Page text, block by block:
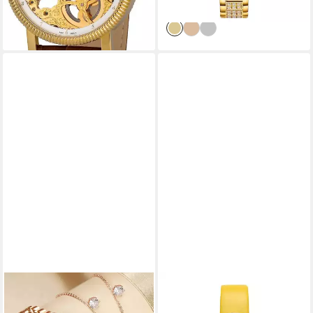
Geschenkidee)
lieferbar - in 3-4 Werktagen bei dir
Quarzuhr Geschenk für
Quarzuhr Armbanduhren